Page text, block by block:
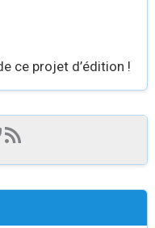
ce projet d’édition !